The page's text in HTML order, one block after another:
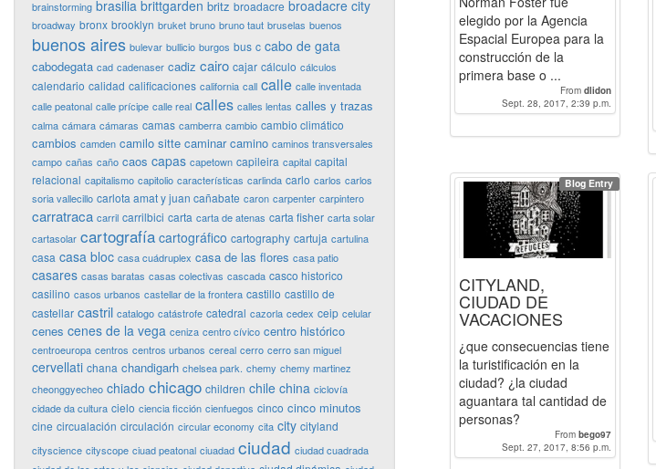
brainstorming brasilia brittgarden britz broadacre broadacre city
broadway bronx brooklyn bruket bruno bruno taut bruselas buenos
buenos aires bulevar bullicio burgos bus c cabo de gata
cabodegata cad cadenaser cadiz cairo cajar cálculo cálculos
calendario calidad calificaciones california call calle calle inventada
calle peatonal calle prícipe calle real calles calles lentas calles y trazas
calma cámara cámaras camas camberra cambio cambio climático
cambios camden camilo sitte caminar camino caminos transversales
campo cañas caño caos capas capetown capileira capital capital
relacional capitalismo capitolio características carlinda carlo carlos carlos
soria vallecillo carlota amat y juan cañabate caron carpenter carpintero
carratraca carril carrilbici carta carta de atenas carta fisher carta solar
cartasolar cartografía cartográfico cartography cartuja cartulina
casa casa bloc casa cuádruplex casa de las flores casa patio
casares casas baratas casas colectivas cascada casco historico
casilino casos urbanos castellar de la frontera castillo castillo de
castellar castril catalogo catástrofe catedral cazorla cedex ceip celular
cenes cenes de la vega ceniza centro cívico centro histórico
centroeuropa centros centros urbanos cereal cerro cerro san miguel
cervellati chana chandigarh chelsea park. chemy chemy martinez
cheonggyecheo chiado chicago children chile china ciclovía
cidade da cultura cielo ciencia ficción cienfuegos cinco cinco minutos
cine circualación circulación circular economy cita city cityland
cityscience cityscope ciuad peatonal ciuadad ciudad ciudad cuadrada
elegido por la Agencia
Espacial Europea para la
construcción de la
primera base o ...
From dlidon
Sept. 28, 2017, 2:39 p.m.
Blog Entry
CITYLAND,
CIUDAD DE
VACACIONES
¿que consecuencias tiene
la turistificación en la
ciudad? ¿la ciudad
aguantara tal cantidad de
personas?
From bego97
Sept. 27, 2017, 8:56 p.m.